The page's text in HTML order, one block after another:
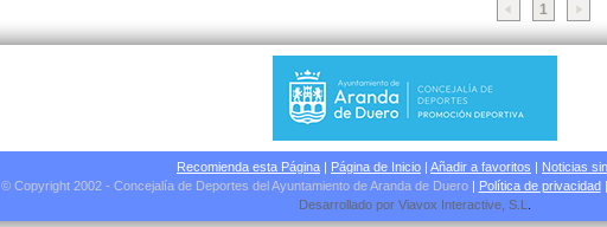
1
Recomienda esta Página | Página de Inicio | Añadir a favoritos | Noticias
© Copyright 2002 - Concejalía de Deportes del Ayuntamiento de Aranda de Duero| Política de privacidad|
Desarrollado por Viavox Interactive , S.L